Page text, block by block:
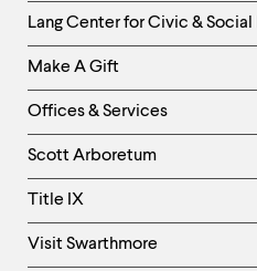
Helpful
Links
-
Right
Column
Lang Center for Civic &
Make A Gift
Offices & Services
Scott Arboretum
Title IX
Visit Swarthmore